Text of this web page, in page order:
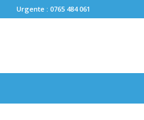
Urgente : 0765 484 061